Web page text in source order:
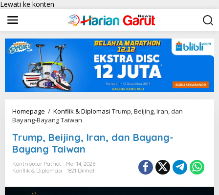
Lewati ke konten
Homepage / Konflik & Diplomasi Trump, Beijing, Iran, dan
Bayang-Bayang Taiwan
Trump, Beijing, Iran, dan Bayang-
Bayang Taiwan
Kontributor Patriot
Mei 14, 2026
Konflik & Diplomasi
1821 Dilihat